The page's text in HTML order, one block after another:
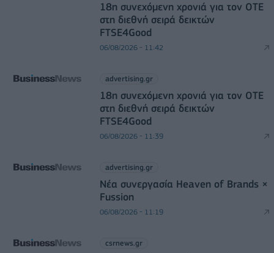
18η συνεχόμενη χρονιά για τον ΟΤΕ
στη διεθνή σειρά δεικτών
FTSE4Good
06/08/2026 - 11:42
advertising.gr
18η συνεχόμενη χρονιά για τον ΟΤΕ
στη διεθνή σειρά δεικτών
FTSE4Good
06/08/2026 - 11:39
advertising.gr
Νέα συνεργασία Heaven of Brands ×
Fussion
06/08/2026 - 11:19
csrnews.gr